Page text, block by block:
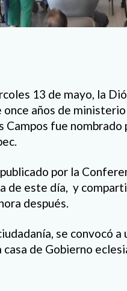
13 de mayo, la
once años de
Campos fue
por la
de este día, y
después.
se convocó
de Gobierno